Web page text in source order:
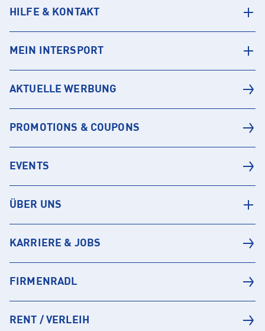
HILFE & KONTAKT
MEIN INTERSPORT
AKTUELLE WERBUNG
PROMOTIONS & COUPONS
EVENTS
ÜBER UNS
KARRIERE & JOBS
FIRMENRADL
RENT / VERLEIH